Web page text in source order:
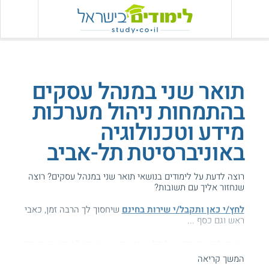
תואר שני במנהל עסקים
בהתמחות ניהול מערכות
מידע וטכנולוגיה
באוניברסיטת תל-אביב
רוצה לדעת על לימודים בנושאי תואר שני במנהל עסקים? רוצה
שנחזור אליך עם תשובות?
לחץ/י כאן ותקבל/י שירות בחינם שיחסוך לך הרבה זמן, כאבי
ראש וגם כסף ...
המשך קריאה